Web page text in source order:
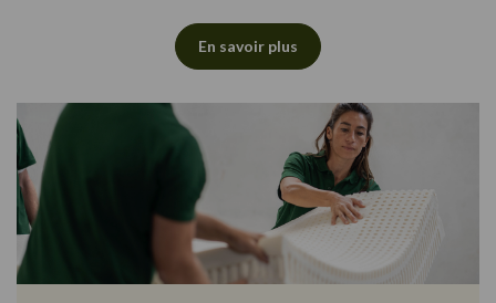
En savoir plus